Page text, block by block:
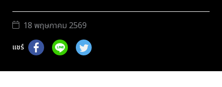
18 พฤษภาคม 2569
แชร์